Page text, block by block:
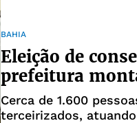
BAHIA
Eleição de
prefeitura
Cerca de 1.600
terceirizados,